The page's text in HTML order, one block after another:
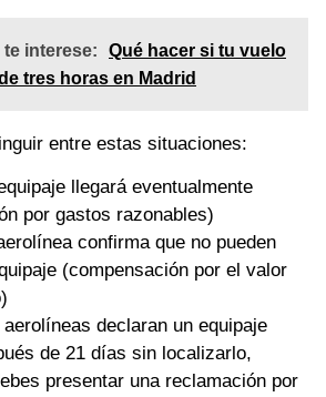
interese:
Qué hacer si tu vuelo
tres horas en Madrid
entre estas situaciones:
llegará eventualmente
por gastos razonables)
confirma que no pueden
(compensación por el valor
declaran un equipaje
de 21 días sin localizarlo,
presentar una reclamación por